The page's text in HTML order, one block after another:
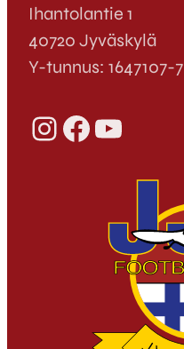
Ihantolantie 1
40720 Jyväskylä
Y-tunnus: 1647107-7
InstagramFacebook YouTube